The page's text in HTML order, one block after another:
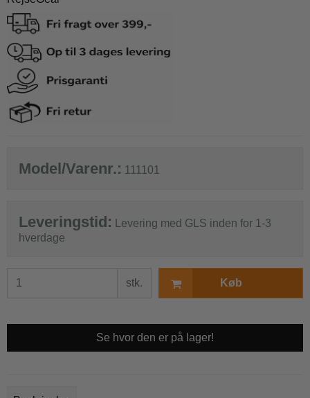
Model/Varenr.: 111101
Leveringstid:
Levering med GLS inden for 1-3
hverdage
stk. Køb
Se hvor den er på lager!